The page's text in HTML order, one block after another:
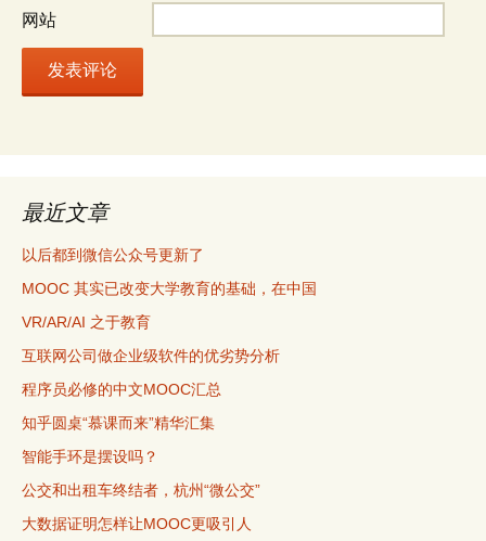
网站
最近文章
以后都到微信公众号更新了
MOOC 其实已改变大学教育的基础，在中国
VR/AR/AI 之于教育
互联网公司做企业级软件的优劣势分析
程序员必修的中文MOOC汇总
知乎圆桌“慕课而来”精华汇集
智能手环是摆设吗？
公交和出租车终结者，杭州“微公交”
大数据证明怎样让MOOC更吸引人